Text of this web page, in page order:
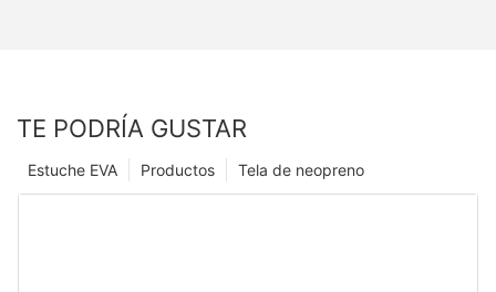
TE PODRÍA GUSTAR
Tela de neopreno
Productos
Estuche EVA